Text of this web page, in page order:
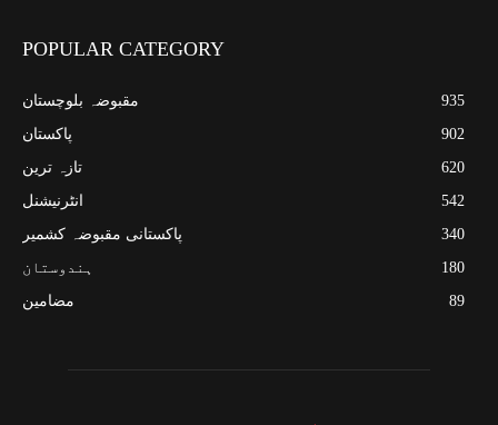
POPULAR CATEGORY
مقبوضہ بلوچستان
935
پاکستان
902
تازہ ترین
620
انٹرنیشنل
542
پاکستانی مقبوضہ کشمیر
340
ہندوستان
180
مضامین
89